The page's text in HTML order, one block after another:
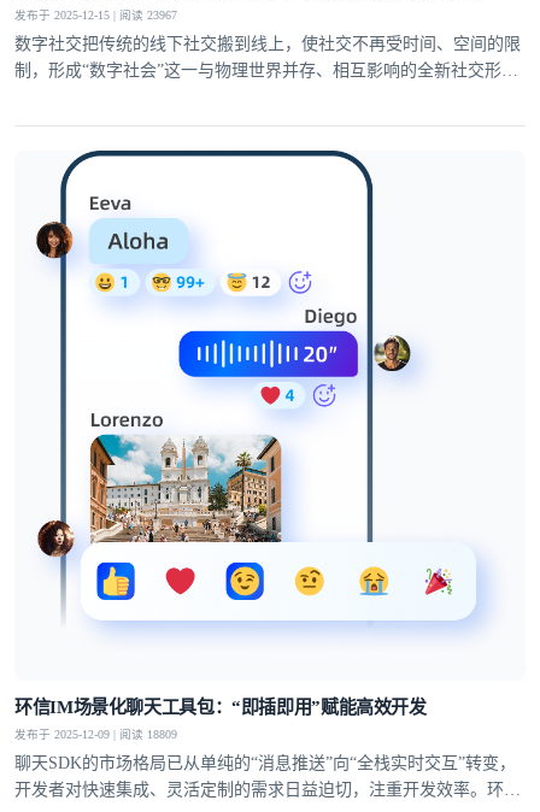
发布于 2025-12-15 | 阅读 23967
数字社交把传统的线下社交搬到线上，使社交不再受时间、空间的限
制，形成“数字社会”这一与物理世界并存、相互影响的全新社交形
交产品的核心竞争力逐渐聚焦于即时通信能力的打造
环信IM场景化聊天工具包：“即插即用”赋能高效开发
发布于 2025-12-09 | 阅读 18809
聊天SDK的市场格局已从单纯的“消息推送”向“全栈实时交互”转变，
开发者对快速集成、灵活定制的需求日益迫切，注重开发效率。环信